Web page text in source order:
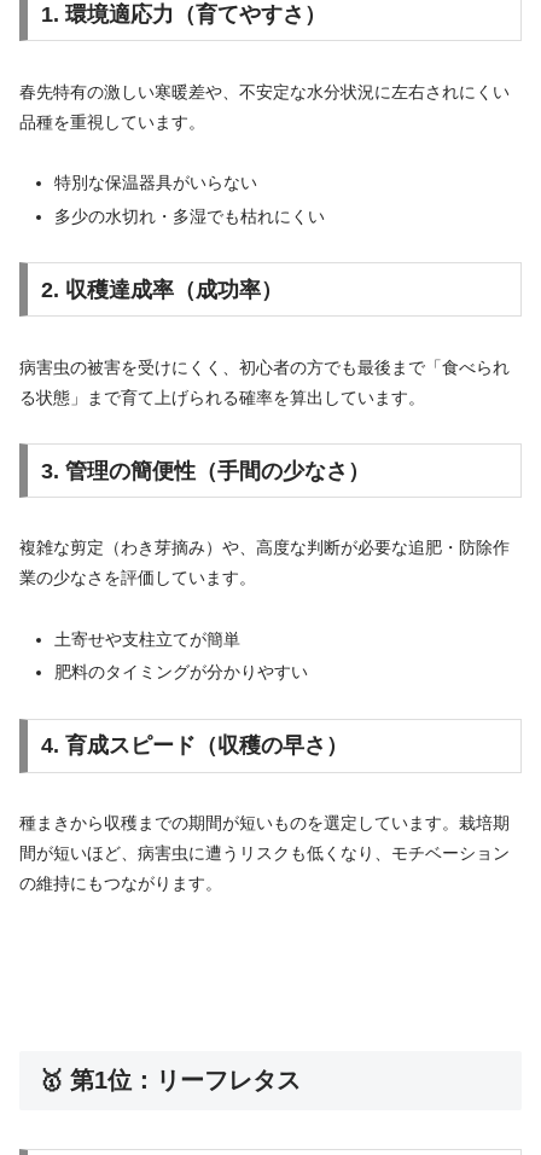
1. 環境適応力（育てやすさ）
春先特有の激しい寒暖差や、不安定な水分状況に左右されにくい
品種を重視しています。
特別な保温器具がいらない
多少の水切れ・多湿でも枯れにくい
2. 収穫達成率（成功率）
病害虫の被害を受けにくく、初心者の方でも最後まで「食べられ
る状態」まで育て上げられる確率を算出しています。
3. 管理の簡便性（手間の少なさ）
複雑な剪定（わき芽摘み）や、高度な判断が必要な追肥・防除作
業の少なさを評価しています。
土寄せや支柱立てが簡単
肥料のタイミングが分かりやすい
4. 育成スピード（収穫の早さ）
種まきから収穫までの期間が短いものを選定しています。栽培期
間が短いほど、病害虫に遭うリスクも低くなり、モチベーション
の維持にもつながります。
🥇 第1位：リーフレタス